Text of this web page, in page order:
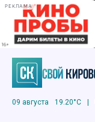
РЕКЛАМА
09 августа 19.20°C |